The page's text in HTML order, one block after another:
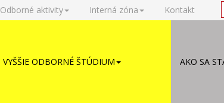
Odborné aktivity Interná zóna Kontakt
VYŠŠIE ODBORNÉ ŠTÚDIUM AKO SA